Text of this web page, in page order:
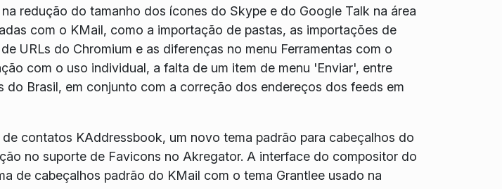
redução do tamanho dos ícones do Skype e do Google Talk na área
com o KMail, como a importação de pastas, as importações de
URLs do Chromium e as diferenças no menu Ferramentas com o
com o uso individual, a falta de um item de menu 'Enviar', entre
Brasil, em conjunto com a correção dos endereços dos feeds em
contatos KAddressbook, um novo tema padrão para cabeçalhos do
no suporte de Favicons no Akregator. A interface do compositor do
de cabeçalhos padrão do KMail com o tema Grantlee usado na